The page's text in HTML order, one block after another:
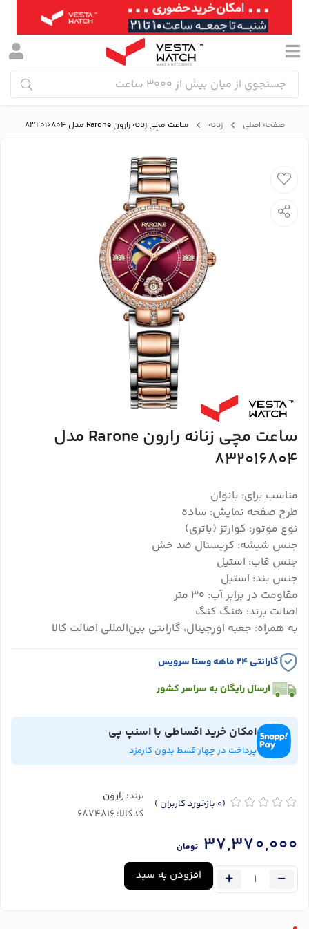
صفحه اصلی زنانه ساعت مچی زنانه رارون Rarone مدل 832016804
ساعت مچی زنانه رارون Rarone مدل
832016804
مناسب برای: بانوان
طرح صفحه نمایش: ساده
نوع موتور: کوارتز (باتری)
جنس شیشه: کریستال ضد خش
جنس قاب: استیل
جنس بند: استیل
مقاومت در برابر آب: 30 متر
اصالت برند: هنگ کنگ
به همراه: جعبه اورجینال، گارانتی بین‌المللی اصالت کالا
گارانتی ۲۴ ماهه وستا سرویس
ارسال رایگان به سراسر کشور
امکان خرید اقساطی با اسنپ پی
پرداخت در چهار قسط بدون کارمزد
(0 بازخورد کاربران ) برند: رارون
کدکالا:
37,370,000 تومان
افزودن به سبد